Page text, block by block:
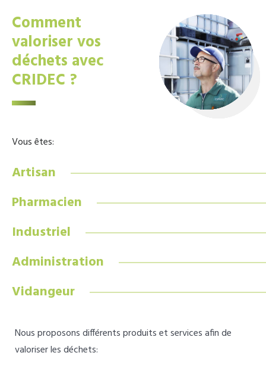
Comment
valoriser vos
déchets avec
CRIDEC ?
Vous êtes:
Artisan
Pharmacien
Industriel
Administration
Vidangeur
Nous proposons différents produits et services afin de
valoriser les déchets: